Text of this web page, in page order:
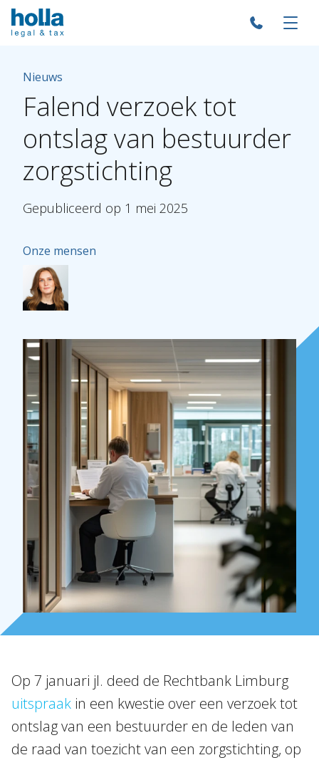
Expertises
Topics
Internationaal
Nieuws
Falend verzoek tot
ontslagvan bestuurder
zorgstichting
Gepubliceerd op 1 mei 2025
Onze mensen
Op 7 januari jl. deed de Rechtbank Limburg
uitspraak in een kwestie over een verzoek tot
ontslag van een bestuurder en de leden van
de raad van toezicht van een zorgstichting, op